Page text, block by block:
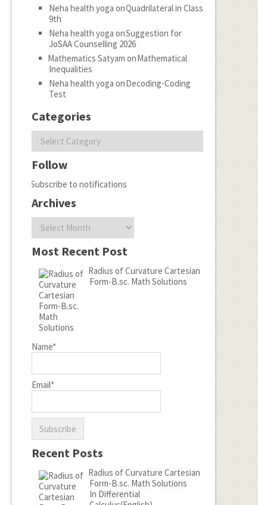
Neha health yoga onQuadrilateral in Class
9th
Neha health yoga onSuggestion for
JoSAA Counselling 2026
Mathematics Satyam onMathematical
Inequalities
Neha health yoga onDecoding-Coding
Test
Categories
Categories
Follow
Subscribe to notifications
Archives
Archives
Most Recent Post
Radius of Curvature Cartesian
Form-B.sc. Math Solutions
Name*
Email*
Recent Posts
Radius of Curvature Cartesian
Form-B.sc. Math Solutions
In Differential